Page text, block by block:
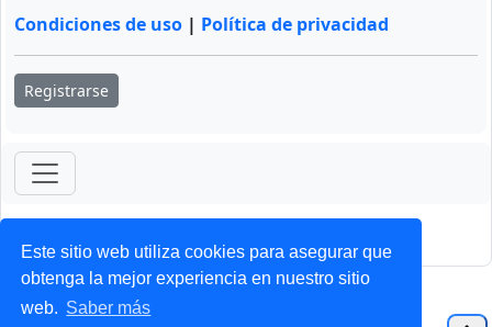
Este sitio web utiliza cookies para asegurar que
obtenga la mejor experiencia en nuestro sitio
web. Saber más
Condiciones de uso | Política de privacidad
Registrarse
ForoClub 2025
Privacidad| Condiciones